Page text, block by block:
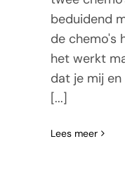
beduidend
de chemo's
het werkt
dat je mij
[...]
Lees meer